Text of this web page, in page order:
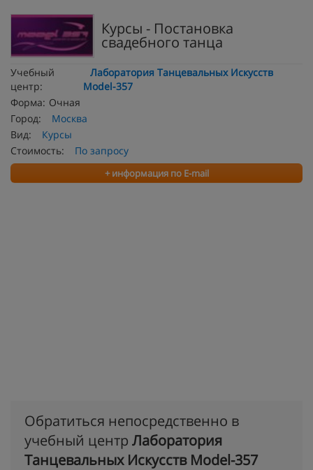
Курсы - Постановка
свадебного танца
Учебный
центр:
Лаборатория Танцевальных Искусств
Model-357
Форма: Очная
Город:
Москва
Вид:
Курсы
Стоимость:
По запросу
+ информация по E-mail
Обратиться непосредственно в
учебный центр Лаборатория
Танцевальных Искусств Model-357